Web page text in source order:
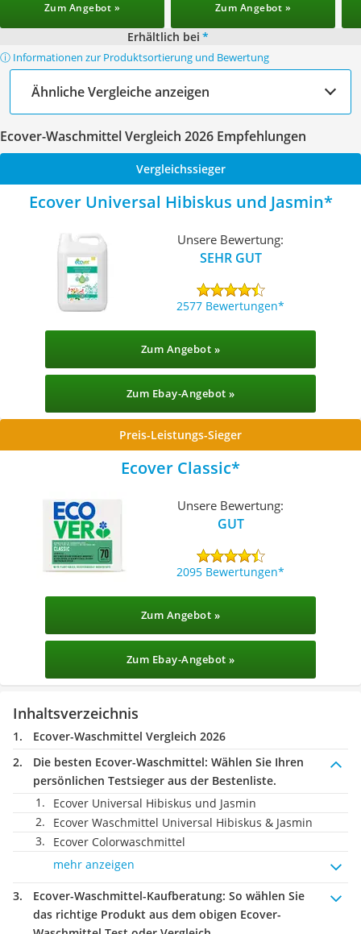
Zum Angebot » Zum Angebot »
Erhältlich bei *
ⓘ Informationen zur Produktsortierung und Bewertung
Ähnliche Vergleiche anzeigen
Ecover-Waschmittel Vergleich 2026 Empfehlungen
Vergleichssieger
Ecover Universal Hibiskus und Jasmin
Unsere Bewertung:
SEHR GUT
2577 Bewertungen
Zum Angebot »
Zum Ebay-Angebot »
Preis-Leistungs-Sieger
Ecover Classic
Unsere Bewertung:
GUT
2095 Bewertungen
Zum Angebot »
Zum Ebay-Angebot »
Inhaltsverzeichnis
Ecover-Waschmittel Vergleich 2026
Die besten Ecover-Waschmittel: Wählen Sie Ihren
persönlichen Testsieger aus der Bestenliste.
Ecover Universal Hibiskus und Jasmin
Ecover Waschmittel Universal Hibiskus & Jasmin
Ecover Colorwaschmittel
mehr anzeigen
Ecover-Waschmittel-Kaufberatung: So wählen Sie
das richtige Produkt aus dem obigen Ecover-